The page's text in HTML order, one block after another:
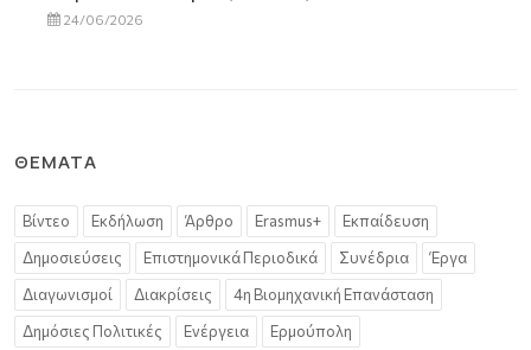
24/06/2026
ΘΈΜΑΤΑ
Βίντεο Εκδήλωση Άρθρο Erasmus+
Εκπαίδευση
Δημοσιεύσεις
Επιστημονικά Περιοδικά Συνέδρια
Έργα
Διαγωνισμοί
Διακρίσεις
4η Βιομηχανική Επανάσταση
Δημόσιες Πολιτικές
Ενέργεια
Ερμούπολη